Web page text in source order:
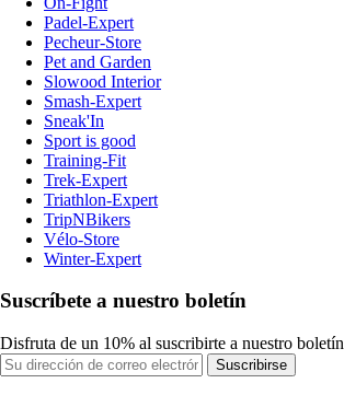
Padel-Expert
Pecheur-Store
Pet and Garden
Slowood Interior
Smash-Expert
Sneak'In
Sport is good
Training-Fit
Trek-Expert
Triathlon-Expert
TripNBikers
Vélo-Store
Winter-Expert
Suscríbete a nuestro boletín
Disfruta de un 10% al suscribirte a nuestro boletín
Suscribirse